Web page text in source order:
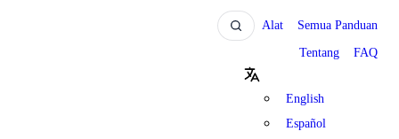
Alat Semua Panduan
Tentang FAQ
English
Español